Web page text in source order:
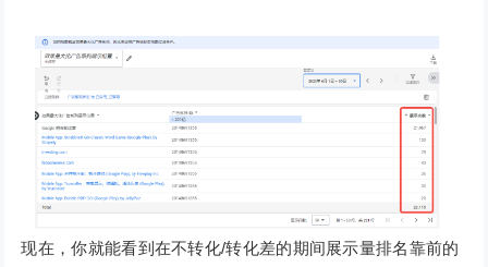
现在，你就能看到在不转化/转化差的期间展示量排名靠前的